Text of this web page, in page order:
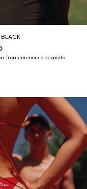
Transferencia o depósito